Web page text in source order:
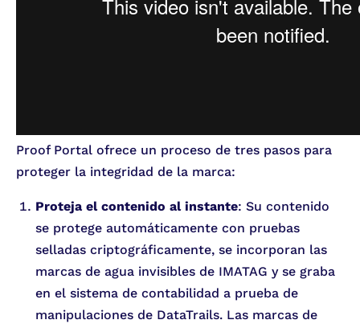
Proof Portal ofrece un proceso de tres pasos para
proteger la integridad de la marca:
Proteja el contenido al instante: Su contenido
se protege automáticamente con pruebas
selladas criptográficamente, se incorporan las
marcas de agua invisibles de IMATAG y se graba
en el sistema de contabilidad a prueba de
manipulaciones de DataTrails. Las marcas de